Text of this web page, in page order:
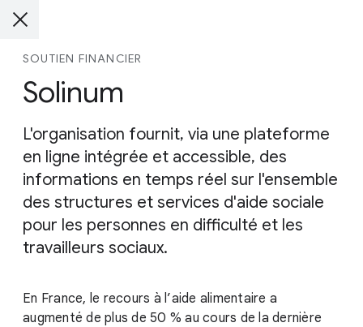
SOUTIEN FINANCIER
Solinum
L'organisation fournit, via une plateforme
en ligne intégrée et accessible, des
informations en temps réel sur l'ensemble
des structures et services d'aide sociale
pour les personnes en difficulté et les
travailleurs sociaux.
En France, le recours à l’aide alimentaire a
augmenté de plus de 50 % au cours de la dernière